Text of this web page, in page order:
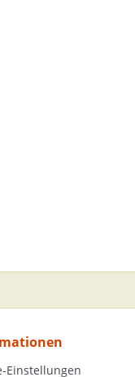
Einstellungen